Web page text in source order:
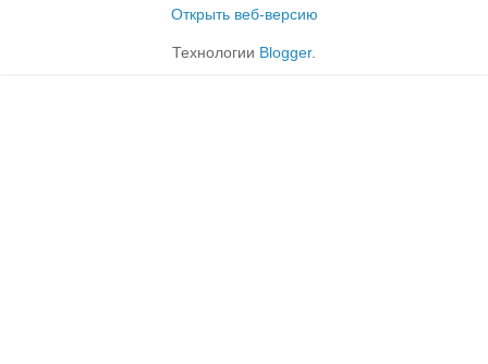
Открыть веб-версию
Технологии Blogger.